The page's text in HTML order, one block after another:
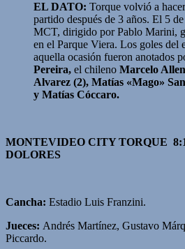
EL DATO: Torque volvió a
partido después de 3 años. El 5
MCT, dirigido por Pablo Marini,
en el Parque Viera. Los goles del
aquella ocasión fueron anotados
Pereira, el chileno Marcelo
Alvarez (2), Matías «Mago»
y Matías Cóccaro.
MONTEVIDEO CITY TORQUE
DOLORES
Cancha: Estadio Luis Franzini.
Jueces: Andrés Martínez, Gustavo
Piccardo.